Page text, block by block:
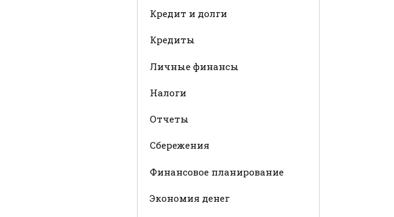
Кредит и долги
Кредиты
Личные финансы
Налоги
Отчеты
Сбережения
Финансовое планирование
Экономия денег